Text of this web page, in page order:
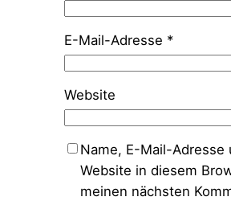
E-Mail-Adresse *
Website
Name, E-Mail-Adresse
Website in diesem
meinen nächsten